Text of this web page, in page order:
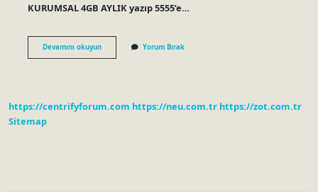
KURUMSAL 4GB AYLIK yazıp 5555’e…
Devamını okuyunİNternet
15
Yorum Bırak
https://centrifyforum.com https://neu.com.tr https://zot.com.tr
Sitemap